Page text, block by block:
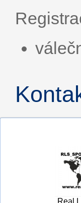
Real